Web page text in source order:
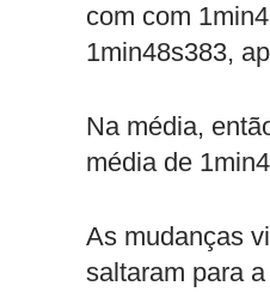
com com
1min48s383,
Na média,
média de
As mudanças
saltaram para